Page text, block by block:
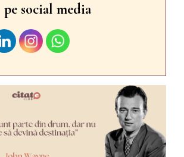
pe social media